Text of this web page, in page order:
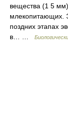
вещества (1 5
млекопитающих.
поздних этапах
в… …